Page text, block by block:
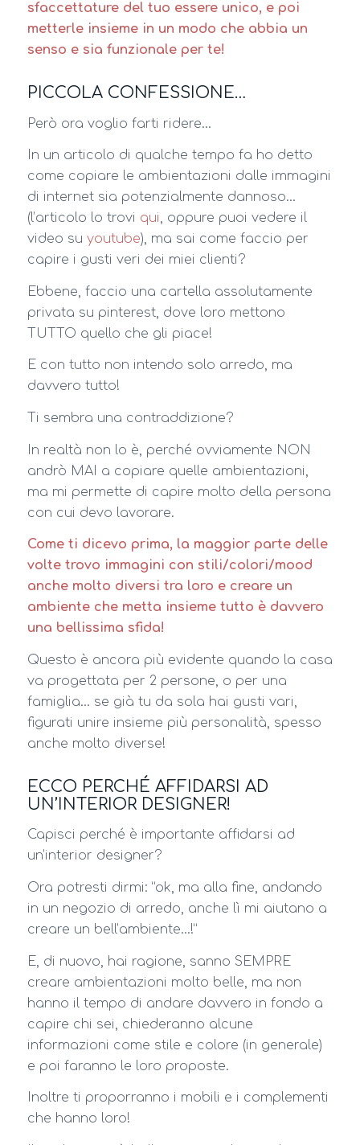
sfaccettature del tuo essere unico, e poi
metterle insieme in un modo che abbia un
senso e sia funzionale per te!
PICCOLA CONFESSIONE…
Però ora voglio farti ridere…
In un articolo di qualche tempo fa ho detto
come copiare le ambientazioni dalle immagini
di internet sia potenzialmente dannoso…
(l’articolo lo trovi qui, oppure puoi vedere il
video su youtube), ma sai come faccio per
capire i gusti veri dei miei clienti?
Ebbene, faccio una cartella assolutamente
privata su pinterest, dove loro mettono
TUTTO quello che gli piace!
E con tutto non intendo solo arredo, ma
davvero tutto!
Ti sembra una contraddizione?
In realtà non lo è, perché ovviamente NON
andrò MAI a copiare quelle ambientazioni,
ma mi permette di capire molto della persona
con cui devo lavorare.
Come ti dicevo prima, la maggior parte delle
volte trovo immagini con stili/colori/mood
anche molto diversi tra loro e creare un
ambiente che metta insieme tutto è davvero
una bellissima sfida!
Questo è ancora più evidente quando la casa
va progettata per 2 persone, o per una
famiglia… se già tu da sola hai gusti vari,
figurati unire insieme più personalità, spesso
anche molto diverse!
ECCO PERCHÉ AFFIDARSI AD
UN’INTERIOR DESIGNER!
Capisci perché è importante affidarsi ad
un’interior designer?
Ora potresti dirmi: “ok, ma alla fine, andando
in un negozio di arredo, anche lì mi aiutano a
creare un bell’ambiente…!”
E, di nuovo, hai ragione, sanno SEMPRE
creare ambientazioni molto belle, ma non
hanno il tempo di andare davvero in fondo a
capire chi sei, chiederanno alcune
informazioni come stile e colore (in generale)
e poi faranno le loro proposte.
Inoltre ti proporranno i mobili e i complementi
che hanno loro!